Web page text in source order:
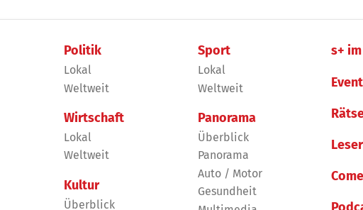
Politik
Lokal
Weltweit
Wirtschaft
Lokal
Weltweit
Kultur
Überblick
Sport
Lokal
Weltweit
Panorama
Überblick
Panorama
Auto / Motor
Gesundheit
s+